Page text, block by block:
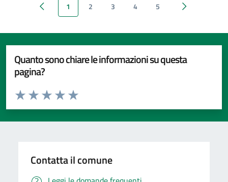
Pagina precedente
1 2 3 4 5 Pagina
Quanto sono chiare le informazioni su questa
pagina?
Valuta da 1 a 5 stelle la pagina
Valuta 5 stelle su 5
Valuta 4 stelle su 5
Valuta 3 stelle su 5
Valuta 2 stelle su 5
Valuta 1 stelle su 5
Contatta il comune